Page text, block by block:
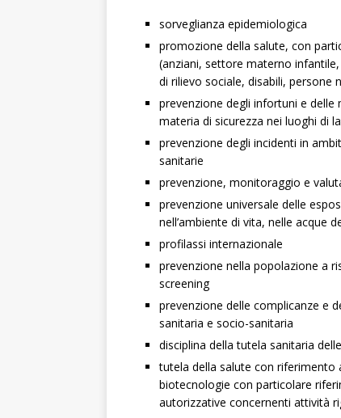
sorveglianza epidemiologica
promozione della salute, con
(anziani, settore materno
di rilievo sociale, disabili,
prevenzione degli infortuni e
materia di sicurezza nei luoghi di
prevenzione degli incidenti in
sanitarie
prevenzione, monitoraggio e
prevenzione universale delle
nell’ambiente di vita, nelle acque
profilassi internazionale
prevenzione nella popolazione a
screening
prevenzione delle complicanze e
sanitaria e socio-sanitaria
disciplina della tutela sanitaria
tutela della salute con
biotecnologie con particolare
autorizzative concernenti attività